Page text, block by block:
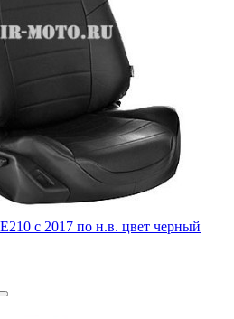
с 2017 по н.в. цвет черный